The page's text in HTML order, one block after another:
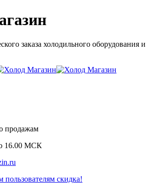
заказа холодильного оборудования и
продажам
16.00 МСК
скидка!